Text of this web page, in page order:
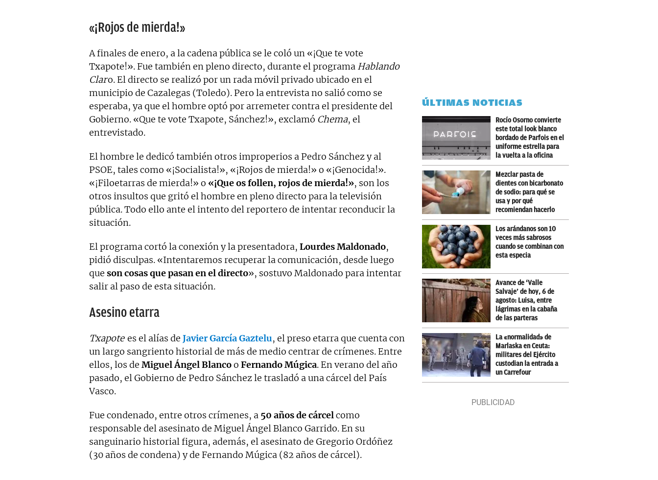
«¡Rojos de mierda!»
A finales de enero, a la cadena pública se le coló un «¡Que te vote
Txapote!». Fue también en pleno directo, durante el programa Hablando
Claro. El directo se realizó por un rada móvil privado ubicado en el
municipio de Cazalegas (Toledo). Pero la entrevista no salió como se
esperaba, ya que el hombre optó por arremeter contra el presidente del
Gobierno. «Que te vote Txapote, Sánchez!», exclamó Chema, el
entrevistado.
El hombre le dedicó también otros improperios a Pedro Sánchez y al
PSOE, tales como «¡Socialista!», «¡Rojos de mierda!» o «¡Genocida!».
«¡Filoetarras de mierda!» o «¡Que os follen, rojos de mierda!», son los
otros insultos que gritó el hombre en pleno directo para la televisión
pública. Todo ello ante el intento del reportero de intentar reconducir la
situación.
El programa cortó la conexión y la presentadora, Lourdes Maldonado,
pidió disculpas. «Intentaremos recuperar la comunicación, desde luego
que son cosas que pasan en el directo», sostuvo Maldonado para intentar
salir al paso de esta situación.
Asesino etarra
Txapote es el alías de Javier García Gaztelu, el preso etarra que cuenta con
un largo sangriento historial de más de medio centrar de crímenes. Entre
ellos, los de Miguel Ángel Blancoo Fernando Múgica. En verano del año
pasado, el Gobierno de Pedro Sánchez le trasladó a una cárcel del País
Vasco.
Fue condenado, entre otros crímenes, a 50 años de cárcelcomo
responsable del asesinato de Miguel Ángel Blanco Garrido. En su
sanguinario historial figura, además, el asesinato de Gregorio Ordóñez
(30 años de condena) y de Fernando Múgica (82 años de cárcel).
ÚLTIMAS NOTICIAS
Rocío Osorno convierte
este total look blanco
bordado de Parfois en el
uniforme estrella para
la vuelta a la oficina
Mezclar pasta de
dientes con bicarbonato
de sodio: para qué se
usa y por qué
recomiendan hacerlo
Los arándanos son 10
veces más sabrosos
cuando se combinan con
esta especia
Avance de ‘Valle
Salvaje’ de hoy, 6 de
agosto: Luisa, entre
lágrimas en la cabaña
de las parteras
La «normalidad» de
Marlaska en Ceuta:
militares del Ejército
custodian la entrada a
un Carrefour